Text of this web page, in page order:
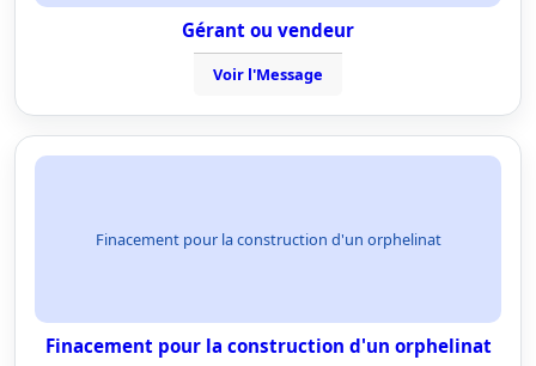
Gérant ou vendeur
Voir l'Message
Finacement pour la construction d'un orphelinat
Finacement pour la construction d'un orphelinat